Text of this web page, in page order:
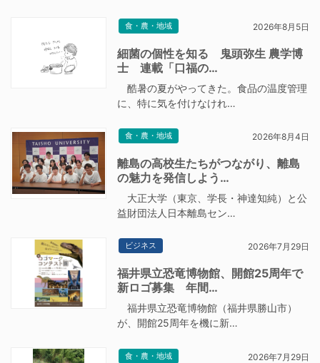
食・農・地域 2026年8月5日
細菌の個性を知る 鬼頭弥生 農学博
士 連載「口福の…
酷暑の夏がやってきた。食品の温度管理
に、特に気を付けなけれ…
食・農・地域 2026年8月4日
離島の高校生たちがつながり、離島
の魅力を発信しよう…
大正大学（東京、学長・神達知純）と公
益財団法人日本離島セン…
ビジネス 2026年7月29日
福井県立恐竜博物館、開館25周年で
新ロゴ募集 年間…
福井県立恐竜博物館（福井県勝山市）
が、開館25周年を機に新…
食・農・地域 2026年7月29日